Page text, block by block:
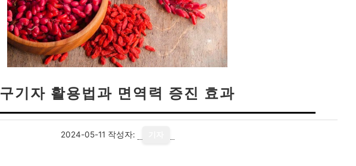
구기자 활용법과 면역력 증진 효과
2024-05-11 작성자: